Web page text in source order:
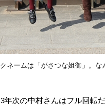
ネームは「がさつな姐御」。
年次の中村さんはフル回転